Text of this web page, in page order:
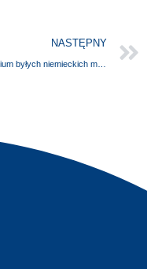
NASTĘPNY
Lapidarium byłych niemieckich mieszkańców Gryfina